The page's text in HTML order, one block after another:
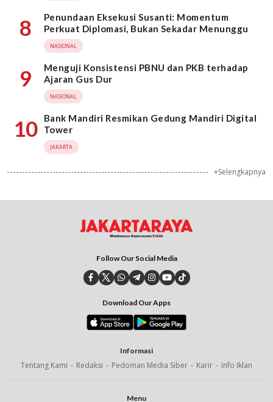
8
Penundaan Eksekusi Susanti: Momentum
Perkuat Diplomasi, Bukan Sekadar Menunggu
NASIONAL
9
Menguji Konsistensi PBNU dan PKB terhadap
Ajaran Gus Dur
NASIONAL
10
Bank Mandiri Resmikan Gedung Mandiri Digital
Tower
JAKARTA
+Selengkapnya
Follow Our Social Media
Download Our Apps
Informasi
Tentang Kami Redaksi Pedoman Media Siber Karir Info Iklan
Menu